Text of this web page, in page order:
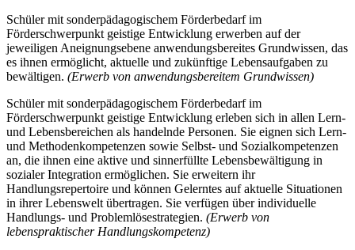
Schüler mit sonderpädagogischem Förderbedarf im
Förderschwerpunkt geistige Entwicklung erwerben auf der
jeweiligen Aneignungsebene anwendungsbereites Grundwissen, das
es ihnen ermöglicht, aktuelle und zukünftige Lebensaufgaben zu
bewältigen. (Erwerb von anwendungsbereitem Grundwissen)
Schüler mit sonderpädagogischem Förderbedarf im
Förderschwerpunkt geistige Entwicklung erleben sich in allen Lern-
und Lebensbereichen als handelnde Personen. Sie eignen sich Lern-
und Methodenkompetenzen sowie Selbst- und Sozialkompetenzen
an, die ihnen eine aktive und sinnerfüllte Lebensbewältigung in
sozialer Integration ermöglichen. Sie erweitern ihr
Handlungsrepertoire und können Gelerntes auf aktuelle Situationen
in ihrer Lebenswelt übertragen. Sie verfügen über individuelle
Handlungs- und Problemlösestrategien. (Erwerb von
lebenspraktischer Handlungskompetenz)